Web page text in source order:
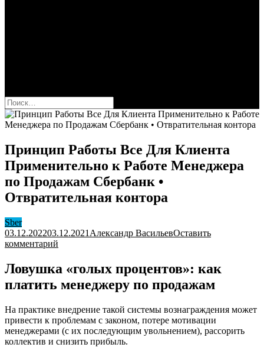
Найти:
Принцип Работы Все Для Клиента
Применительно к Работе Менеджера
по Продажам Сбербанк •
Отвратительная контора
Sber
03.12.202203.12.2021 Александр ВасильевОставить
комментарий
Все
Для
Применительно
к
Работе
Менеджера
Ловушка «голых процентов»: как
платить менеджеру по продажам
На практике внедрение такой системы вознаграждения может
привести к проблемам с законом, потере мотивации
менеджерами (с их последующим увольнением), рассорить
коллектив и снизить прибыль.